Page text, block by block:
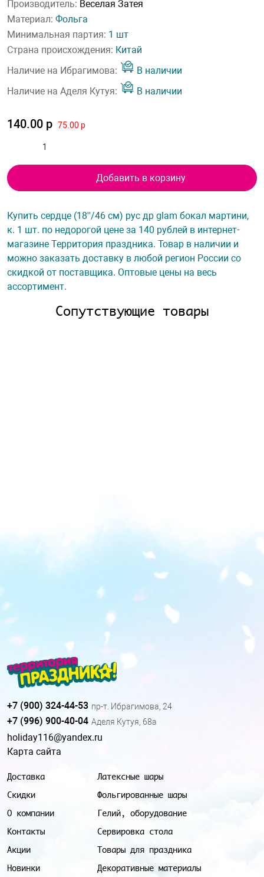
Производитель: Веселая Затея
Материал: Фольга
Минимальная партия: 1 шт
Страна происхождения: Китай
Наличие на Ибрагимова:
В наличии
Наличие на Аделя Кутуя:
В наличии
140.00 р 75.00 р
Добавить в корзину
Купить сердце (18''/46 см) рус др glam бокал мартини,
к. 1 шт. по недорогой цене за 140 рублей в интернет-
магазине Территория праздника. Товар в наличии и
можно заказать доставку в любой регион России со
скидкой от поставщика. Оптовые цены на весь
ассортимент.
Сопутствующие товары
Доставка
Скидки
О компании
Контакты
Акции
Новинки
Латексные шары
Фольгированные шары
Гелий, оборудование
Сервировка стола
Товары для праздника
Декоративные материалы
+7 (900) 324-44-53 пр-т. Ибрагимова, 24
+7 (996) 900-40-04 Аделя Кутуя, 68а
holiday116@yandex.ru
Карта сайта